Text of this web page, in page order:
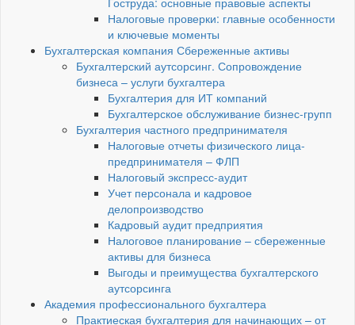
Налоговые проверки: главные особенности
и ключевые моменты
Бухгалтерская компания Сбереженные активы
Бухгалтерский аутсорсинг. Сопровождение
бизнеса – услуги бухгалтера
Бухгалтерия для ИТ компаний
Бухгалтерское обслуживание бизнес-групп
Бухгалтерия частного предпринимателя
Налоговые отчеты физического лица-
предпринимателя – ФЛП
Налоговый экспресс-аудит
Учет персонала и кадровое
делопроизводство
Кадровый аудит предприятия
Налоговое планирование – сбереженные
активы для бизнеса
Выгоды и преимущества бухгалтерского
аутсорсинга
Академия профессионального бухгалтера
Практиеская бухгалтерия для начинающих – от